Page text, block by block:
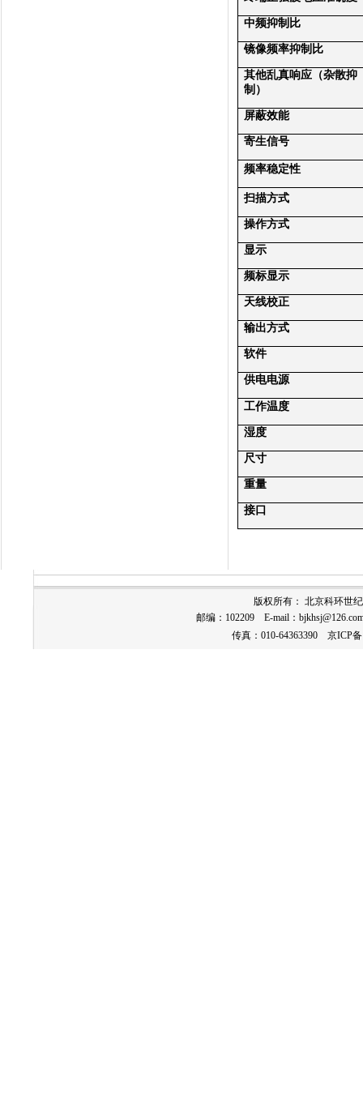
中频抑制比
镜像频率抑制比
其他乱真响应（杂散抑
制）
屏蔽效能
寄生信号
频率稳定性
扫描方式
操作方式
显示
频标显示
天线校正
输出方式
软件
供电电源
工作温度
湿度
尺寸
重量
接口
版权所有： 北京科环世
邮编：102209 E-mail：
传真：010-64363390京ICP